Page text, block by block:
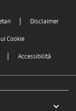
Disclaimer
Cookie
Accessibilità